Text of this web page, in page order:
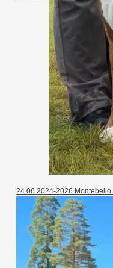
24.06.2024-2026 Montebello